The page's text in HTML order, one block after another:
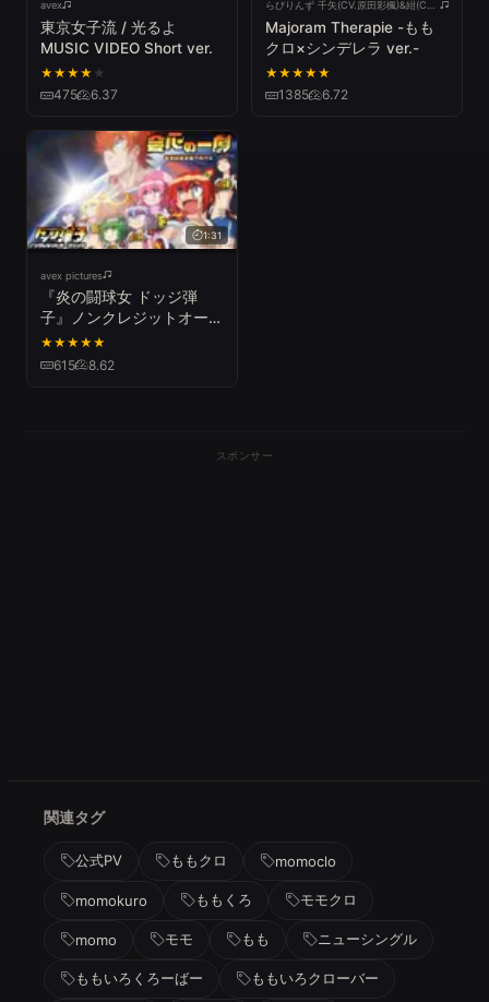
avex
東京女子流 / 光るよ
MUSIC VIDEO Short ver.
★★★★ ★
475 6.37
らびりんず 千矢(CV.原田彩楓)&紺(CV.本渡 楓)&小梅(CV.久保ユリカ)&ノノ(CV.佳村はるか) - Topic
Majoram Therapie -もも
クロ×シンデレラ ver.-
★★★★★
1385 6.72
1:31
avex pictures
『炎の闘球女 ドッジ弾
子』ノンクレジットオープ
ニング｜ももいろクローバ
ーZ「会心の一劇」
★★★★★
615 8.62
スポンサー
関連タグ
公式PV ももクロ momoclo
momokuro ももくろ モモクロ
momo モモ もも ニューシングル
ももいろくろーばー ももいろクローバー